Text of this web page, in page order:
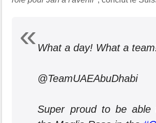
What a day! What a
@TeamUAEAbuDhabi
Super proud to be able